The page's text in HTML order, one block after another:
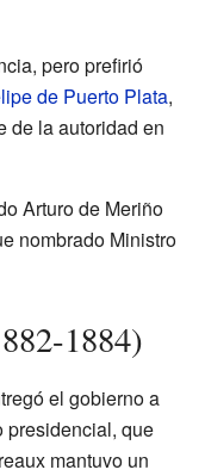
pero prefirió
de Puerto Plata,
de la autoridad en
Arturo de Meriño
nombrado Ministro
1884)
el gobierno a
presidencial, que
mantuvo un